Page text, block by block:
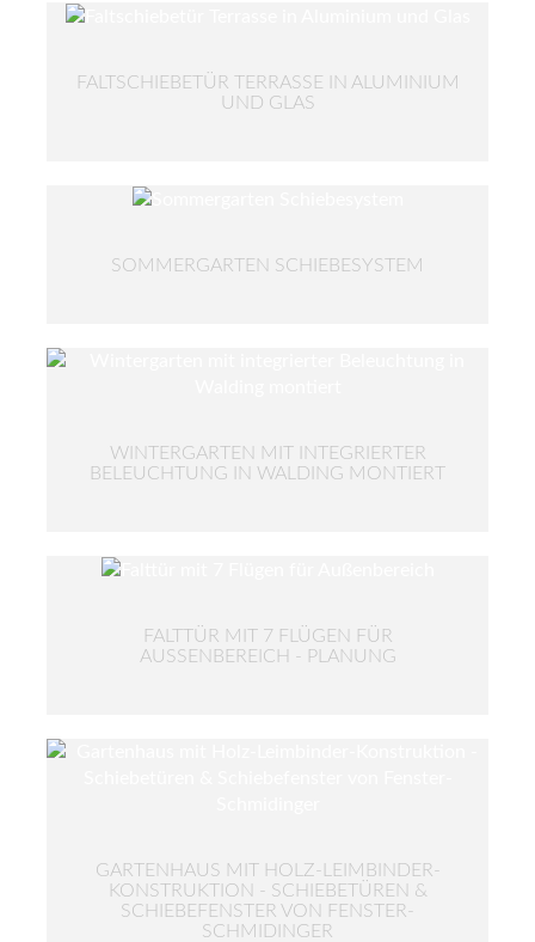
FALTSCHIEBETÜR TERRASSE IN ALUMINIUM
UND GLAS
SOMMERGARTEN SCHIEBESYSTEM
WINTERGARTEN MIT INTEGRIERTER
BELEUCHTUNG IN WALDING MONTIERT
FALTTÜR MIT 7 FLÜGEN FÜR
AUSSENBEREICH - PLANUNG
GARTENHAUS MIT HOLZ-LEIMBINDER-
KONSTRUKTION - SCHIEBETÜREN &
SCHIEBEFENSTER VON FENSTER-
SCHMIDINGER